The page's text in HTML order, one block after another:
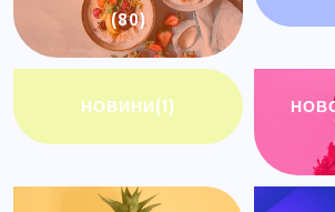
(80)
НОВИНИ(1)